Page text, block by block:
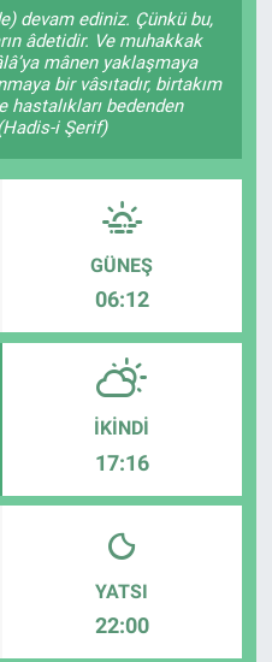
devam ediniz. Çünkü bu,
âdetidir. Ve muhakkak
mânen yaklaşmaya
bir vâsıtadır, birtakım
bedenden
i Şerif)
GÜNEŞ
06:12
İKINDI
17:16
YATSI
22:00